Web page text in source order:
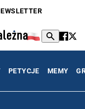
PETYCJE MEMY